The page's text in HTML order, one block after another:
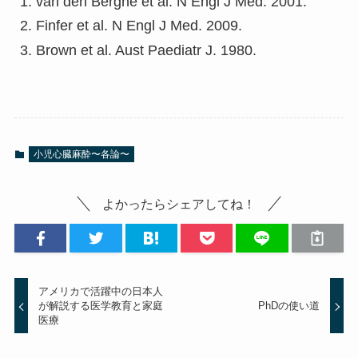
Finfer et al. N Engl J Med. 2009.
Brown et al. Aust Paediatr J. 1980.
小児心臓麻酔〜各論〜
よかったらシェアしてね！
アメリカで活躍中の日本人
が解説する医学教育と家庭
医療
PhDの使い道